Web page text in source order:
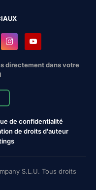
directement dans votre
de confidentialité
de droits d'auteur
S.L.U. Tous droits